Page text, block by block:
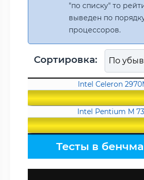
"по списку" то
выведен по
процессоров.
Сортировка:
Intel Celeron
Intel Pentium M
Тесты в